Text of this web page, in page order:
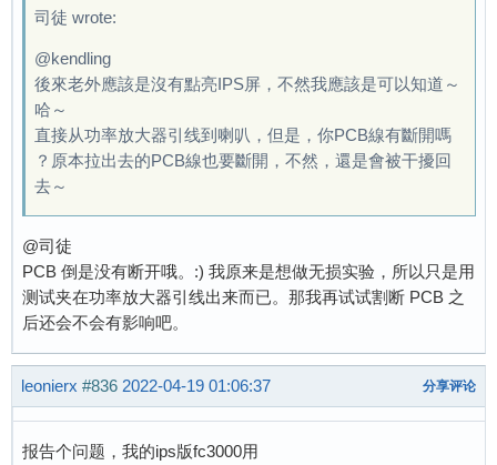
司徒 wrote:
@kendling
後來老外應該是沒有點亮IPS屏，不然我應該是可以知道～
哈～
直接从功率放大器引线到喇叭，但是，你PCB線有斷開嗎
？原本拉出去的PCB線也要斷開，不然，還是會被干擾回
去～
@司徒
PCB 倒是没有断开哦。:) 我原来是想做无损实验，所以只是用
测试夹在功率放大器引线出来而已。那我再试试割断 PCB 之
后还会不会有影响吧。
leonierx #836 2022-04-19 01:06:37 分享评论
报告个问题，我的ips版fc3000用